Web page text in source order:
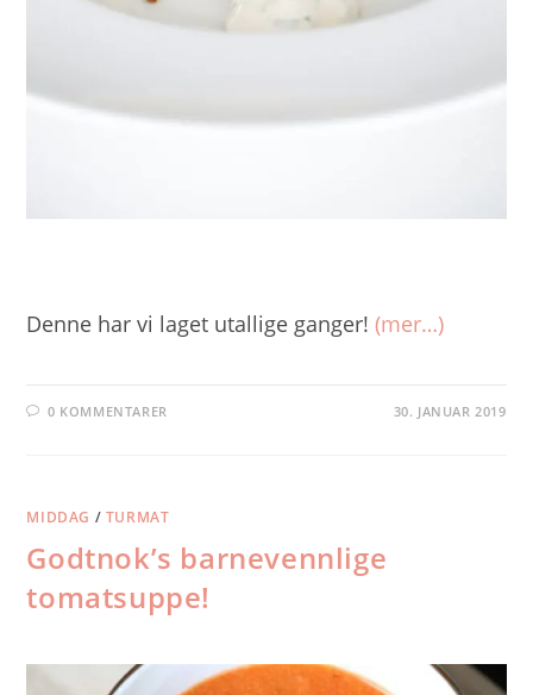
Denne har vi laget utallige ganger!(mer…)
0 KOMMENTARER 30. JANUAR 2019
MIDDAG / TURMAT
Godtnok’s barnevennlige
tomatsuppe!